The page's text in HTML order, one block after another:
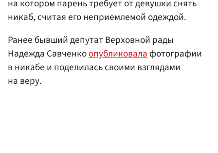
на котором парень требует от девушки снять
никаб, считая его неприемлемой одеждой.
Ранее бывший депутат Верховной рады
Надежда Савченкоопубликовалафотографии
в никабе и поделилась своими взглядами
на веру.